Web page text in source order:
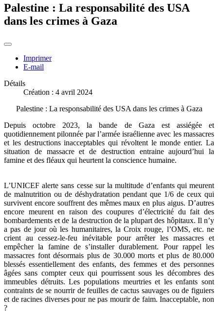
Palestine : La responsabilité des USA
dans les crimes à Gaza
Imprimer
E-mail
Détails
Création : 4 avril 2024
Palestine : La responsabilité des USA dans les crimes à Gaza
Depuis octobre 2023, la bande de Gaza est assiégée et
quotidiennement pilonnée par l’armée israélienne avec les massacres
et les destructions inacceptables qui révoltent le monde entier. La
situation de massacre et de destruction entraine aujourd’hui la
famine et des fléaux qui heurtent la conscience humaine.
L’UNICEF alerte sans cesse sur la multitude d’enfants qui meurent
de malnutrition ou de déshydratation pendant que 1/6 de ceux qui
survivent encore souffrent des mêmes maux en plus aigus. D’autres
encore meurent en raison des coupures d’électricité du fait des
bombardements et de la destruction de la plupart des hôpitaux. Il n’y
a pas de jour où les humanitaires, la Croix rouge, l’OMS, etc. ne
crient au cessez-le-feu inévitable pour arrêter les massacres et
empêcher la famine de s’installer durablement. Pour rappel les
massacres font désormais plus de 30.000 morts et plus de 80.000
blessés essentiellement des enfants, des femmes et des personnes
âgées sans compter ceux qui pourrissent sous les décombres des
immeubles détruits. Les populations meurtries et les enfants sont
contraints de se nourrir de feuilles de cactus sauvages ou de figuiers
et de racines diverses pour ne pas mourir de faim. Inacceptable, non
?